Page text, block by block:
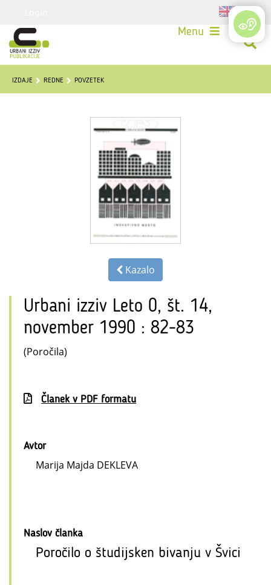
Menu
IZDAJE REDNE POVZETEK
Kazalo
Urbani izziv Leto 0, št. 14,
november 1990 : 82-83
(Poročila)
Članek v PDF formatu
Avtor
Marija Majda DEKLEVA
Naslov članka
Poročilo o študijsken bivanju v Švici